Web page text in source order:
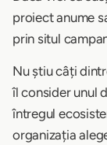
proiect anume
prin situl
Nu știu câți
îl consider unul
întregul
organizația